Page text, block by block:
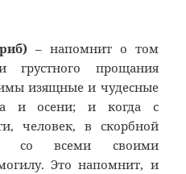
– напомнит о том
грустного прощания
изящные и чудесные
и осени; и когда с
человек, в скорбной
со всеми своими
Это напомнит, и